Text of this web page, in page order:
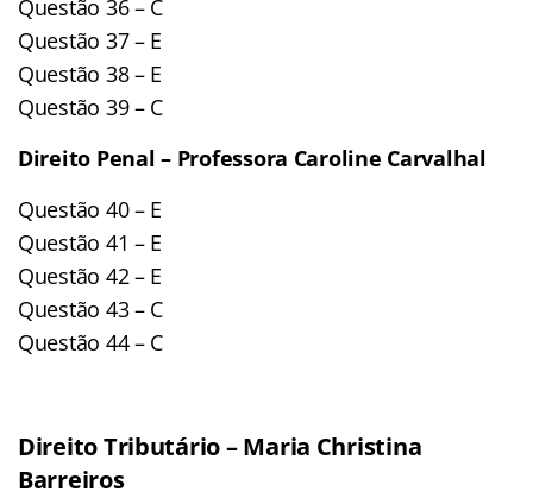
Questão 36 – C
Questão 37 – E
Questão 38 – E
Questão 39 – C
Direito Penal – Professora Caroline Carvalhal
Questão 40 – E
Questão 41 – E
Questão 42 – E
Questão 43 – C
Questão 44 – C
Direito Tributário – Maria Christina
Barreiros